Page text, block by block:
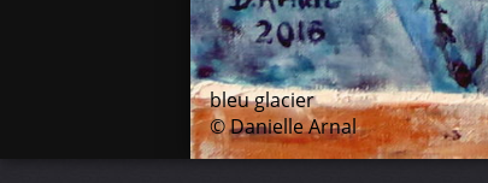
bleu glacier
© Danielle Arnal